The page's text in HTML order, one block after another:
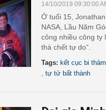
14/10/2019 09:30:00
Ở tuổi 15,
NASA, Lầu Năm
công nhiều công ty
thà chết tự do”.
Tags: kết cục bi thảm
tự tử bất thành